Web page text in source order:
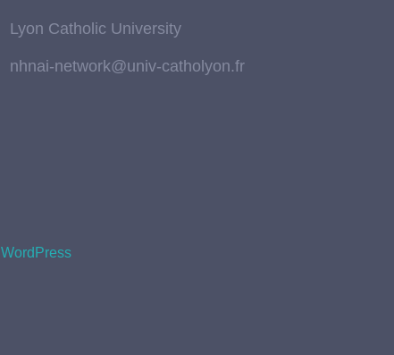
Lyon Catholic University
nhnai-network@univ-catholyon.fr
WordPress